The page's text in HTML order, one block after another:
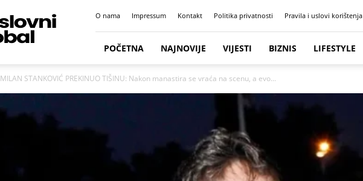
O nama Impressum Kontakt Politika privatnosti Pravila i uslovi korištenja
POČETNA NAJNOVIJE VIJESTI BIZNIS LIFESTYLE
MILAN STANKOVIĆ PREKINUO TIŠINU: Nakon manastira se vraća na scenu, a evo...